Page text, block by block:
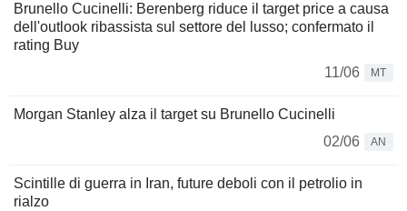
Brunello Cucinelli: Berenberg riduce il target price a causa
dell'outlook ribassista sul settore del lusso; confermato il
rating Buy
11/06
MT
Morgan Stanley alza il target su Brunello Cucinelli
02/06
AN
Scintille di guerra in Iran, future deboli con il petrolio in
rialzo